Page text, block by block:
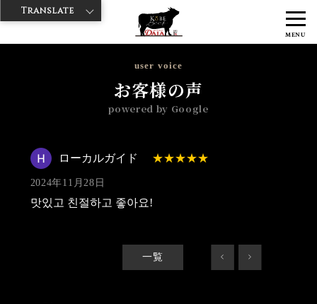
MENU
神戸牛ダイヤ > 神戸牛ダイア グランスタ八重洲店 Googleレビュー
user voice
お客様の声
powered by Google
ローカルガイド
2024年11月28日
맛있고 친절하고 좋아요!
一覧 < >
Translate